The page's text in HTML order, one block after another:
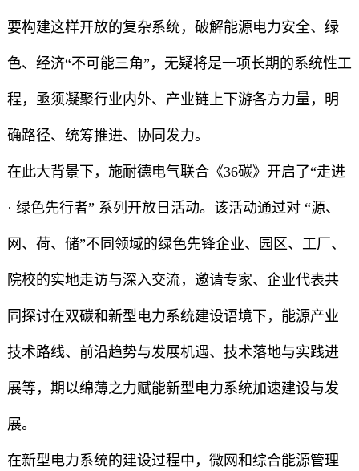
要构建这样开放的复杂系统，破解能源电力安全、绿
色、经济“不可能三角”，无疑将是一项长期的系统性工
程，亟须凝聚行业内外、产业链上下游各方力量，明
确路径、统筹推进、协同发力。
在此大背景下，施耐德电气联合《36碳》开启了“走进
· 绿色先行者” 系列开放日活动。该活动通过对 “源、
网、荷、储”不同领域的绿色先锋企业、园区、工厂、
院校的实地走访与深入交流，邀请专家、企业代表共
同探讨在双碳和新型电力系统建设语境下，能源产业
技术路线、前沿趋势与发展机遇、技术落地与实践进
展等，期以绵薄之力赋能新型电力系统加速建设与发
展。
在新型电力系统的建设过程中，微网和综合能源管理